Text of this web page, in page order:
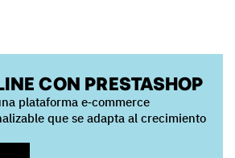
CON PRESTASHOP
plataforma e‑commerce
que se adapta al crecimiento